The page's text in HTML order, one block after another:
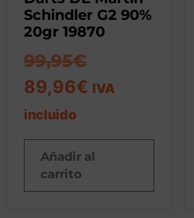
Schindler G2 90%
20gr 19870
99,95€
89,96€ IVA
incluido
Añadir al
carrito